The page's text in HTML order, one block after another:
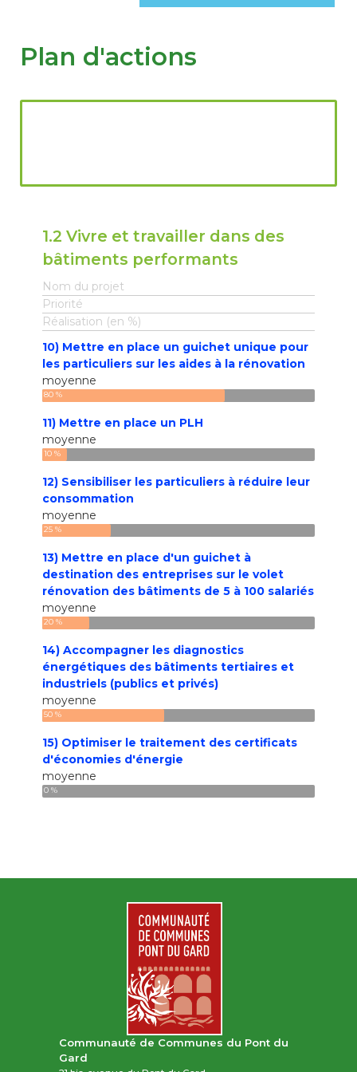
Plan d'actions
1.2 Vivre et travailler dans des
bâtiments performants
Nom du projet
Priorité
Réalisation (en %)
10) Mettre en place un guichet unique pour
les particuliers sur les aides à la rénovation
moyenne
80 %
11) Mettre en place un PLH
moyenne
10 %
12) Sensibiliser les particuliers à réduire leur
consommation
moyenne
25 %
13) Mettre en place d'un guichet à
destination des entreprises sur le volet
rénovation des bâtiments de 5 à 100 salariés
moyenne
20 %
14) Accompagner les diagnostics
énergétiques des bâtiments tertiaires et
industriels (publics et privés)
moyenne
50 %
15) Optimiser le traitement des certificats
d'économies d'énergie
moyenne
0 %
Communauté de Communes du Pont du
Gard